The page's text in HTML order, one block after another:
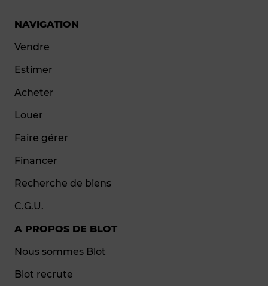
NAVIGATION
Vendre
Estimer
Acheter
Louer
Faire gérer
Financer
Recherche de biens
C.G.U.
A PROPOS DE BLOT
Nous sommes Blot
Blot recrute